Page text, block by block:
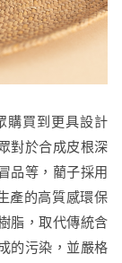
購買到更具設計
對於合成皮根深
品等，藺子採用
產的高質感環保
脂，取代傳統含
的污染，並嚴格